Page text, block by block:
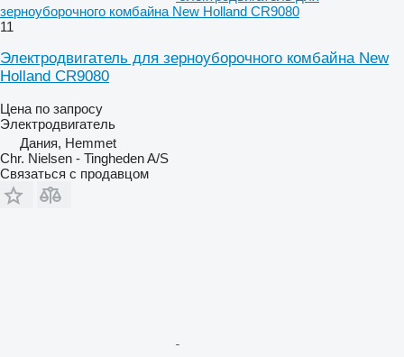
зерноуборочного комбайна New Holland CR9080
11
Электродвигатель для зерноуборочного комбайна New
Holland CR9080
Цена по запросу
Электродвигатель
Дания, Hemmet
Chr. Nielsen - Tingheden A/S
Связаться с продавцом